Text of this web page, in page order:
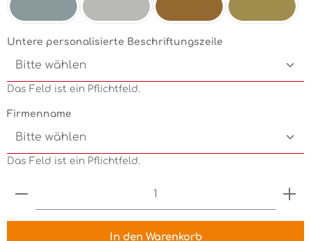
Untere personalisierte Beschriftungszeile
Das Feld ist ein Pflichtfeld.
Firmenname
Das Feld ist ein Pflichtfeld.
Produkt Anzahl: Gib den gewünschten Wert
In den Warenkorb